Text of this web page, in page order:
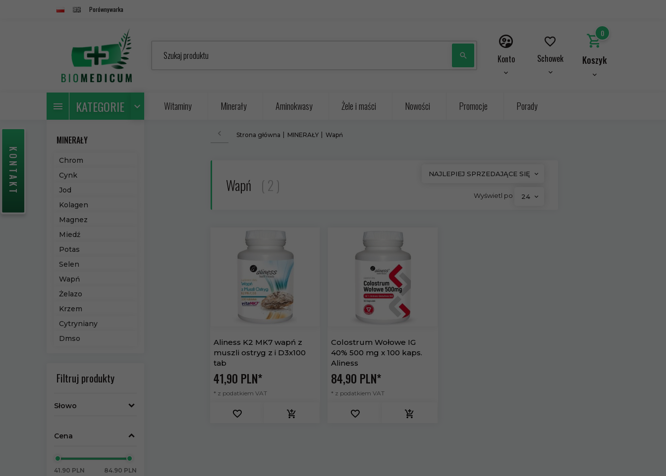
Porównywarka
Szukaj produktu Konto Schowek
0
Koszyk
KATEGORIE Witaminy Minerały Aminokwasy Żele i maści Nowości Promocje Porady
MINERAŁY
Chrom
Cynk
Jod
Kolagen
Magnez
Miedź
Potas
Selen
Wapń
Żelazo
Krzem
Cytryniany
Dmso
Filtruj produkty
Słowo
Cena
41.90 PLN 84.90 PLN
Strona główna MINERAŁY Wapń
Wapń 2
NAJLEPIEJ SPRZEDAJĄCE SIĘ
Wyświetl po 24
Aliness K2 MK7 wapń z
muszli ostryg z i D3x100
tab
41,90 PLN*
* z podatkiem VAT
Colostrum Wołowe IG
40% 500 mg x 100 kaps.
Aliness
84,90 PLN*
* z podatkiem VAT
KONTAKT